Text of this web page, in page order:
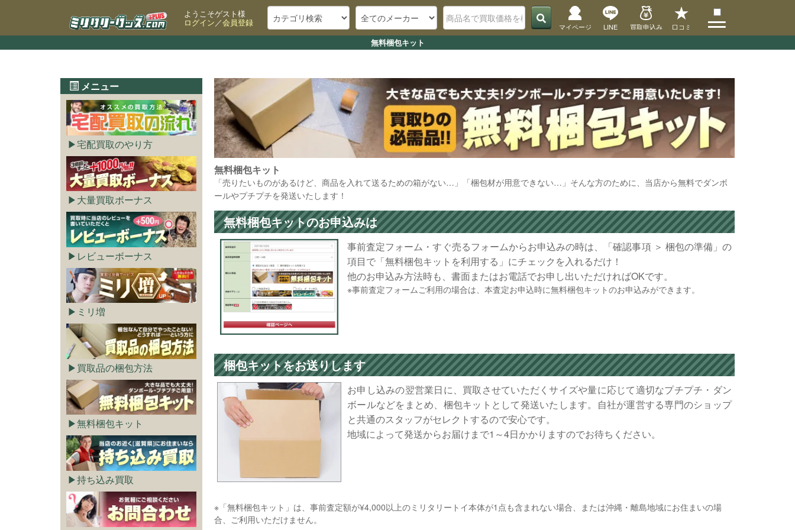
無料梱包キット
ようこそゲスト様
ログイン／会員登録
×
ニ
ュ
ー
買
の
や
り
取
ボ
ナ
ス
ー
マイページ LINE 買取申込み 口コミ
無料梱包キット
「売りたいものがあるけど、商品を入れて送るための箱がない…」「梱包材が用意できない…」そんな方のために、当店から無料でダンボ
ールやプチプチを発送いたします！
無料梱包キットのお申込みは
事前査定フォーム・すぐ売るフォームからお申込みの時は、「確認事項 ＞ 梱包の準備」の
項目で「無料梱包キットを利用する」にチェックを入れるだけ！
他のお申込み方法時も、書面またはお電話でお申し出いただければOKです。
※事前査定フォームご利用の場合は、本査定お申込時に無料梱包キットのお申込みができます。
梱包キットをお送りします
お申し込みの翌営業日に、買取させていただくサイズや量に応じて適切なプチプチ・ダン
ボールなどをまとめ、梱包キットとして発送いたします。自社が運営する専門のショップ
と共通のスタッフがセレクトするので安心です。
地域によって発送からお届けまで1～4日かかりますのでお待ちください。
※「無料梱包キット」は、事前査定額が¥4,000以上のミリタリートイ本体が1点も含まれない場合、または沖縄・離島地域にお住まいの場
合、ご利用いただけません。
メニュー
宅配買取のやり方
大量買取ボーナス
レビューボーナス
ミリ増
買取品の梱包方法
無料梱包キット
持ち込み買取